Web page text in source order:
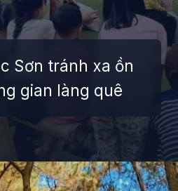
Sơn tránh xa ồn
gian làng quê
https://giaydabonghana.com/ban-rom-soc-son